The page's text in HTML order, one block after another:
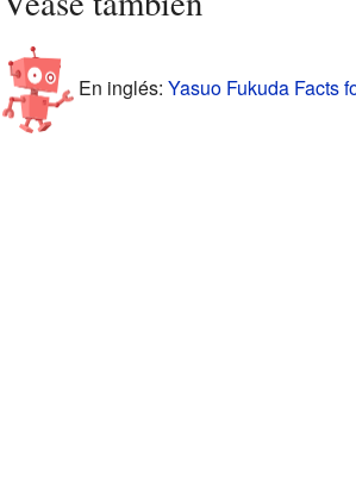
En inglés: Yasuo Fukuda Facts